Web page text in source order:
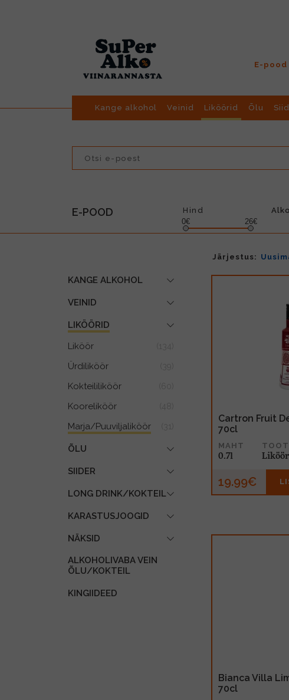
E-pood
Kange alkohol Veinid Liköörid Õlu
E-POOD
Hind
0€
26€
KANGE ALKOHOL
VEINID
LIKÖÖRID
Liköör
Ürdiliköör
Kokteililiköör
Kooreliköör
Marja/Puuviljaliköör
ÕLU
SIIDER
LONG DRINK/KOKTEIL
KARASTUSJOOGID
NÄKSID
ALKOHOLIVABA VEIN
ÕLU/KOKTEIL
KINGIIDEED
Järjestus:
Cartron Fruit
70cl
MAHT
0.7l
Liköör
19.99€
Bianca Villa
70cl